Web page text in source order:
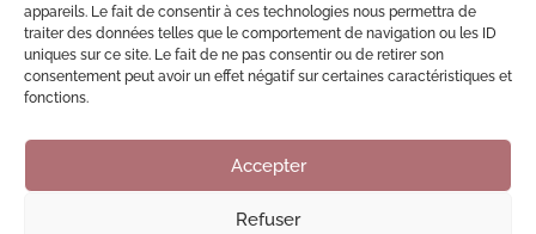
appareils. Le fait de consentir à ces technologies nous permettra de
traiter des données telles que le comportement de navigation ou les ID
uniques sur ce site. Le fait de ne pas consentir ou de retirer son
consentement peut avoir un effet négatif sur certaines caractéristiques et
fonctions.
Accepter
Refuser
Mentions légales
générales de vente